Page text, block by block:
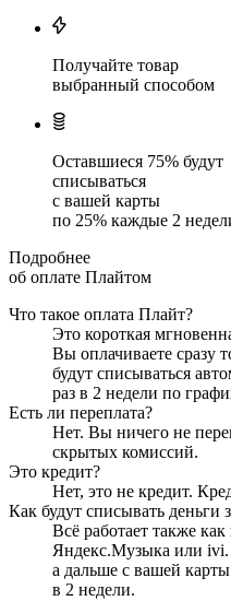
Получайте товар
выбранный способом
Оставшиеся 75% будут
списываться
с вашей карты
по 25% каждые 2
Подробнее
об оплате Плайтом
Что такое оплата Плайт?
Это короткая
Вы оплачиваете сразу
будут списываться
раз в 2 недели по
Есть ли переплата?
Нет. Вы ничего не
скрытых комиссий.
Это кредит?
Нет, это не кредит.
Как будут списывать деньги
Всё работает также
Яндекс.Музыка или ivi.
а дальше с вашей
в 2 недели.